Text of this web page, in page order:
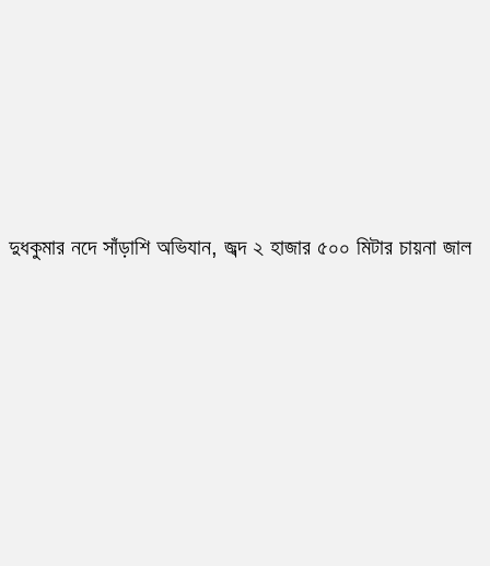
দুধকুমার নদে সাঁড়াশি অভিযান, জব্দ ২ হাজার ৫০০ মিটার চায়না জাল